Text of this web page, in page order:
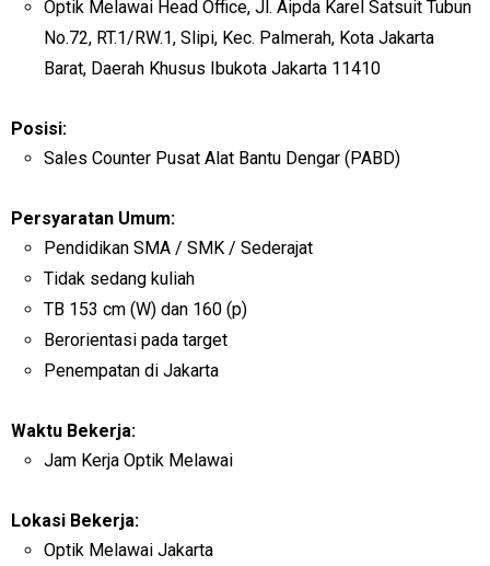
Optik Melawai Head Office, Jl. Aipda Karel Satsuit Tubun
No.72, RT.1/RW.1, Slipi, Kec. Palmerah, Kota Jakarta
Barat, Daerah Khusus Ibukota Jakarta 11410
Posisi:
Sales Counter Pusat Alat Bantu Dengar (PABD)
Persyaratan Umum:
Pendidikan SMA / SMK / Sederajat
Tidak sedang kuliah
TB 153 cm (W) dan 160 (p)
Berorientasi pada target
Penempatan di Jakarta
Waktu Bekerja:
Jam Kerja Optik Melawai
Lokasi Bekerja:
Optik Melawai Jakarta